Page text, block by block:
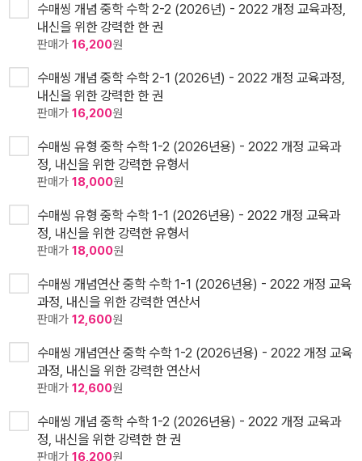
수매씽 개념 중학 수학 2-2 (2026년) - 2022 개정 교육과정,
내신을 위한 강력한 한 권
판매가 16,200원
수매씽 개념 중학 수학 2-1 (2026년) - 2022 개정 교육과정,
내신을 위한 강력한 한 권
판매가 16,200원
수매씽 유형 중학 수학 1-2 (2026년용) - 2022 개정 교육과
정, 내신을 위한 강력한 유형서
판매가 18,000원
수매씽 유형 중학 수학 1-1 (2026년용) - 2022 개정 교육과
정, 내신을 위한 강력한 유형서
판매가 18,000원
수매씽 개념연산 중학 수학 1-1 (2026년용) - 2022 개정 교육
과정, 내신을 위한 강력한 연산서
판매가 12,600원
수매씽 개념연산 중학 수학 1-2 (2026년용) - 2022 개정 교육
과정, 내신을 위한 강력한 연산서
판매가 12,600원
수매씽 개념 중학 수학 1-2 (2026년용) - 2022 개정 교육과
정, 내신을 위한 강력한 한 권
판매가 16,200원